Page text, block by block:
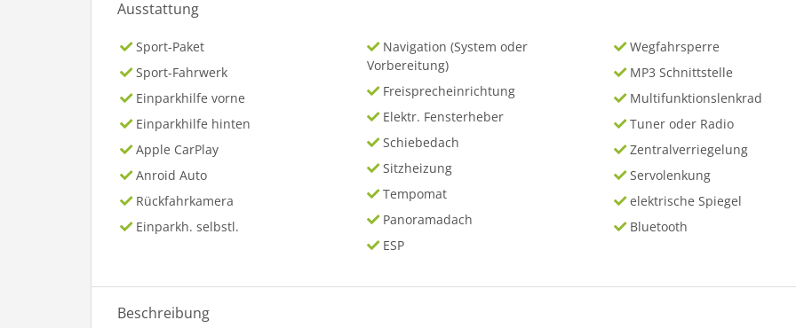
Ausstattung
Sport-Paket
Sport-Fahrwerk
Einparkhilfe vorne
Einparkhilfe hinten
Apple CarPlay
Anroid Auto
Rückfahrkamera
Einparkh. selbstl.
Navigation (System oder
Vorbereitung)
Freisprecheinrichtung
Elektr. Fensterheber
Schiebedach
Sitzheizung
Tempomat
Panoramadach
ESP
Wegfahrsperre
MP3 Schnittstelle
Multifunktionslenkrad
Tuner oder Radio
Zentralverriegelung
Servolenkung
elektrische Spiegel
Bluetooth
Beschreibung